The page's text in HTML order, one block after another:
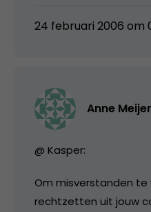
24 februari 2006 om
Anne
@ Kasper:
Om misverstanden te
rechtzetten uit jouw